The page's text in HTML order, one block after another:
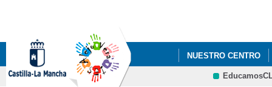
NUESTRO CENTRO
INFÓRMATE